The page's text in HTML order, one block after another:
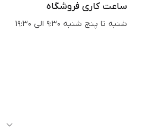
ساعت کاری فروشگاه
شنبه تا پنج شنبه 9:30 الی 19:30